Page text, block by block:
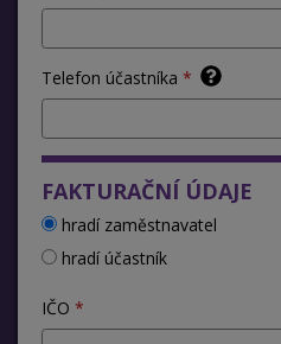
Telefon účastníka
FAKTURAČNÍ ÚDAJE
hradí zaměstnavatel
hradí účastník
IČO